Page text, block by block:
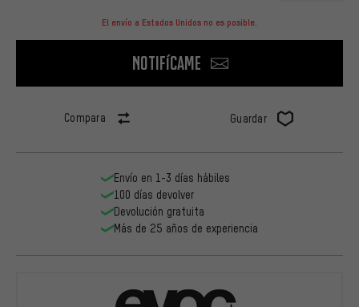
El envío a Estados Unidos no es posible.
Notifícame
Compara Guardar
Envío en 1-3 días hábiles
100 días devolver
Devolución gratuita
Más de 25 años de experiencia